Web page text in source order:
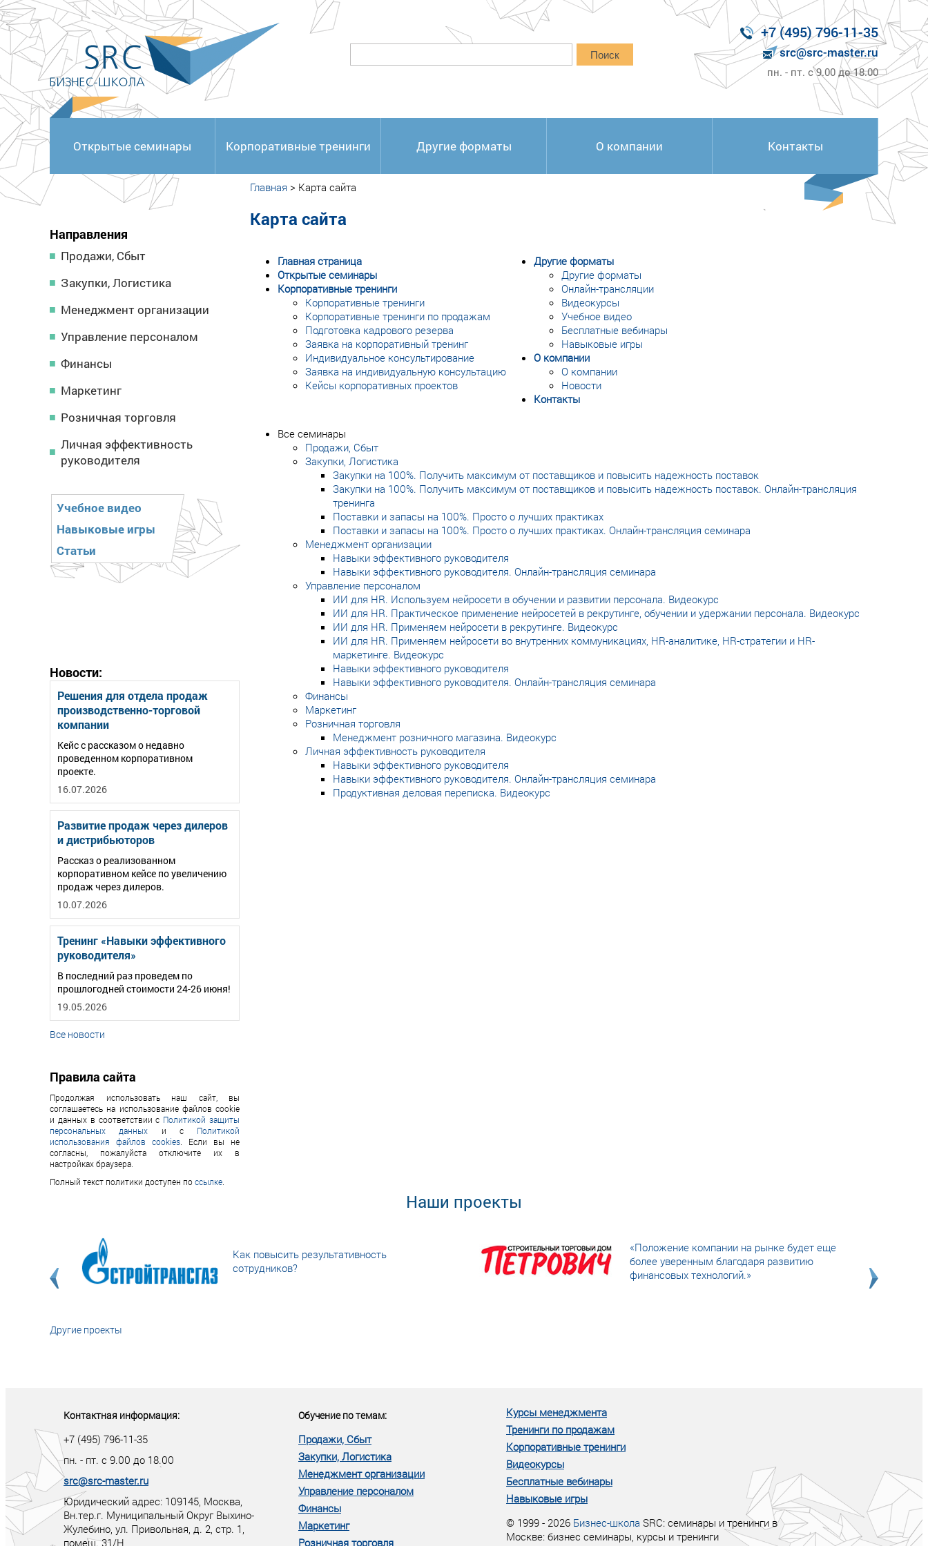
<
Поиск
+7 (495) 796-11-35
src@src-master.ru
пн. - пт. с 9.00 до 18.00
Открытые семинары Корпоративные тренинги Другие форматы О компании Контакты
Направления
Продажи, Сбыт
Закупки, Логистика
Менеджмент организации
Управление персоналом
Финансы
Маркетинг
Розничная торговля
Личная эффективность
руководителя
Учебное видео
Навыковые игры
Статьи
Новости:
Решения для отдела продаж
производственно-торговой
компании
Кейс с рассказом о недавно
проведенном корпоративном
проекте.
16.07.2026
Развитие продаж через дилеров
и дистрибьюторов
Рассказ о реализованном
корпоративном кейсе по увеличению
продаж через дилеров.
10.07.2026
Тренинг «Навыки эффективного
руководителя»
В последний раз проведем по
прошлогодней стоимости 24-26 июня!
19.05.2026
Все новости
Правила сайта
Продолжая использовать наш сайт, вы
соглашаетесь на использование файлов cookie
и данных в соответствии с Политикой защиты
персональных данных и с Политикой
использования файлов cookies . Если вы не
согласны, пожалуйста отключите их в
настройках браузера.
Полный текст политики доступен поссылке
Главная > Карта сайта
Карта сайта
Главная страница
Открытые семинары
Корпоративные тренинги
Корпоративные тренинги
Корпоративные тренинги по продажам
Подготовка кадрового резерва
Заявка на корпоративный тренинг
Индивидуальное консультирование
Заявка на индивидуальную консультацию
Кейсы корпоративных проектов
Другие форматы
Другие форматы
Онлайн-трансляции
Видеокурсы
Учебное видео
Бесплатные вебинары
Навыковые игры
О компании
О компании
Новости
Контакты
Все семинары
Продажи, Сбыт
Закупки, Логистика
Закупки на 100%. Получить максимум от поставщиков и повысить надежность поставок
Закупки на 100%. Получить максимум от поставщиков и повысить надежность поставок. Онлайн-трансляция
тренинга
Поставки и запасы на 100%. Просто о лучших практиках
Поставки и запасы на 100%. Просто о лучших практиках. Онлайн-трансляция семинара
Менеджмент организации
Навыки эффективного руководителя
Навыки эффективного руководителя. Онлайн-трансляция семинара
Управление персоналом
ИИ для HR. Используем нейросети в обучении и развитии персонала. Видеокурс
ИИ для HR. Практическое применение нейросетей в рекрутинге, обучении и удержании персонала. Видеокурс
ИИ для HR. Применяем нейросети в рекрутинге. Видеокурс
ИИ для HR. Применяем нейросети во внутренних коммуникациях, HR-аналитике, HR-стратегии и HR-
маркетинге. Видеокурс
Навыки эффективного руководителя
Навыки эффективного руководителя. Онлайн-трансляция семинара
Финансы
Маркетинг
Розничная торговля
Менеджмент розничного магазина. Видеокурс
Личная эффективность руководителя
Навыки эффективного руководителя
Навыки эффективного руководителя. Онлайн-трансляция семинара
Продуктивная деловая переписка. Видеокурс
Наши проекты
Как повысить результативность
сотрудников?
«Положение компании на рынке будет еще
более уверенным благодаря развитию
финансовых технологий.»
Другие проекты
Контактная информация:
+7 (495) 796-11-35
пн. - пт. с 9.00 до 18.00
src@src-master.ru
Юридический адрес: 109145, Москва,
Вн.тер.г. Муниципальный Округ Выхино-
Жулебино, ул. Привольная, д. 2, стр. 1,
помещ. 31/Н
Обучение по темам:
Продажи, Сбыт
Закупки, Логистика
Менеджмент организации
Управление персоналом
Финансы
Маркетинг
Розничная торговля
Курсы менеджмента
Тренинги по продажам
Корпоративные тренинги
Видеокурсы
Бесплатные вебинары
Навыковые игры
© 1999 - 2026 Бизнес-школа SRC: семинары и тренинги в
Москве: бизнес семинары, курсы и тренинги